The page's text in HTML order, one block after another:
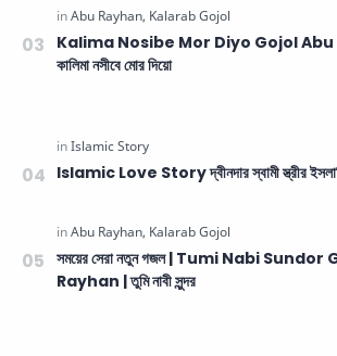
Kalima Nosibe Mor Diyo Gojol Abu
কালিমা নসীবে মোর দিয়ো
Islamic Love Story দ্বীনদার স্বামী স্ত্রীর
সময়ের সেরা নতুন গজল | Tumi Nabi
Rayhan | তুমি নাবী সুন্দর